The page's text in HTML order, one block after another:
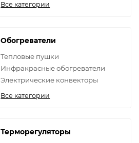
Все категории
Обогреватели
Тепловые пушки
Инфракрасные обогреватели
Электрические конвекторы
Все категории
Терморегуляторы